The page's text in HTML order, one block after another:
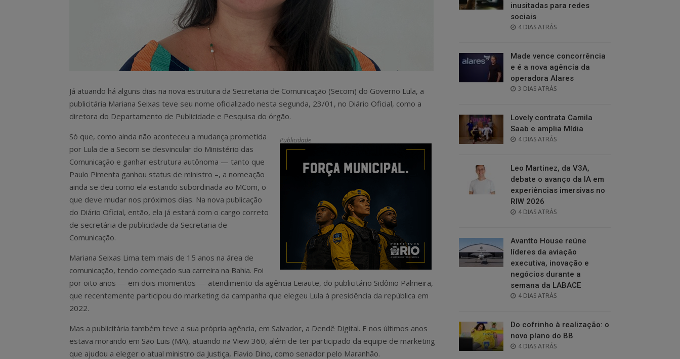
Já atuando há alguns dias na nova estrutura da Secretaria de Comunicação (Secom) do Governo Lula, a
publicitária Mariana Seixas teve seu nome oficializado nesta segunda, 23/01, no Diário Oficial, como a
diretora do Departamento de Publicidade e Pesquisa do órgão.
Publicidade
Só que, como ainda não aconteceu a mudança prometida
por Lula de a Secom se desvincular do Ministério das
Comunicação e ganhar estrutura autônoma — tanto que
Paulo Pimenta ganhou status de ministro –, a nomeação
ainda se deu como ela estando subordinada ao MCom, o
que deve mudar nos próximos dias. Na nova publicação
do Diário Oficial, então, ela já estará com o cargo correto
de secretária de publicidade da Secretaria de
Comunicação.
Mariana Seixas Lima tem mais de 15 anos na área de
comunicação, tendo começado sua carreira na Bahia. Foi
por oito anos — em dois momentos — atendimento da agência Leiaute, do publicitário Sidônio Palmeira,
que recentemente participou do marketing da campanha que elegeu Lula à presidência da república em
2022.
Mas a publicitária também teve a sua própria agência, em Salvador, a Dendê Digital. E nos últimos anos
estava morando em São Luis (MA), atuando na View 360, além de ter participado da equipe de marketing
que ajudou a eleger o atual ministro da Justiça, Flavio Dino, como senador pelo Maranhão.
inusitadas para redes
sociais
POSTED
4 DIAS ATRÁS
Made vence concorrência
e é a nova agência da
operadora Alares
POSTED
3 DIAS ATRÁS
Lovely contrata Camila
Saab e amplia Mídia
POSTED
4 DIAS ATRÁS
Leo Martinez, da V3A,
debate o avanço da IA em
experiências imersivas no
RIW 2026
POSTED
4 DIAS ATRÁS
Avantto House reúne
líderes da aviação
executiva, inovação e
negócios durante a
semana da LABACE
POSTED
4 DIAS ATRÁS
Do cofrinho à realização: o
novo plano do BB
POSTED
4 DIAS ATRÁS